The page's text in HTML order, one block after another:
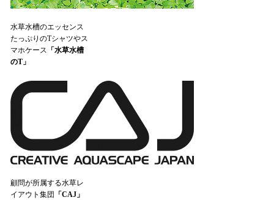
水草水槽のエッセンス
たっぷりのTシャツやス
マホケース 「水草水槽
のT」
顧問が所属する水草レ
イアウト集団
「CAJ」